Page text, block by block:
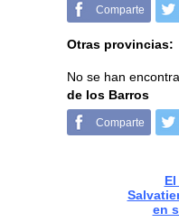
Comparte
Otras provincias:
No se han
de los Barros
Comparte
en